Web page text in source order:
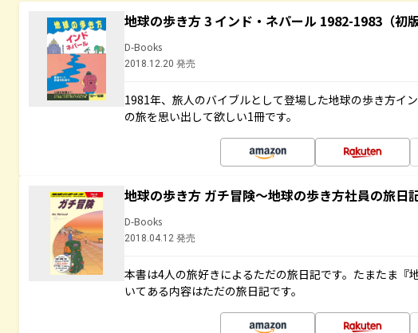
地球の歩き方 3 インド・ネパール 1982-1983（初版
D-Books
2018.12.20 発売
1981年、旅人のバイブルとして登場した地球の歩き方
の旅を思い出して欲しい1冊です。
地球の歩き方 ガチ冒険～地球の歩き方社員の旅日
D-Books
2018.04.12 発売
本書は4人の旅好きによるただの旅日記です。たまたま『
いてある内容はただの旅日記です。